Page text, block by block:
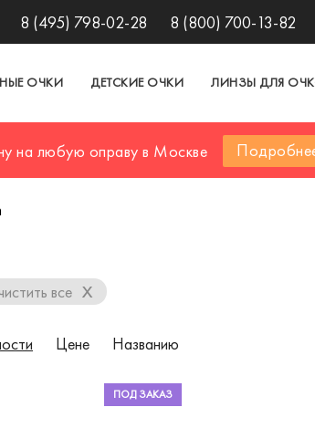
8 (495) 798-02-28 8 (800) 700-13-82
ОЧКИ ДЕТСКИЕ ОЧКИ ЛИНЗЫ ДЛЯ
на любую оправу в Москве
все x
Цене Названию
ПОД ЗАКАЗ